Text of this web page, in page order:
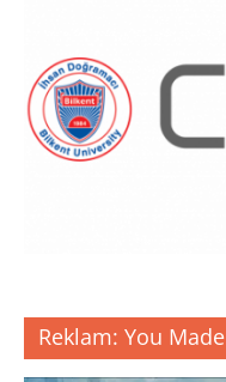
Reklam: You